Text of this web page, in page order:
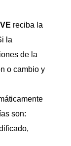
reciba la
la
de la
o cambio y
son: